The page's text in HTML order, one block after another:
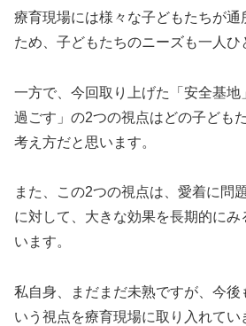
療育現場には様々な子どもたちが
ため、子どもたちのニーズも一人ひ
一方で、今回取り上げた「安全基地
過ごす」の2つの視点はどの子ども
考え方だと思います。
また、この2つの視点は、愛着に問
に対して、大きな効果を長期的に
います。
私自身、まだまだ未熟ですが、今後
いう視点を療育現場に取り入れて